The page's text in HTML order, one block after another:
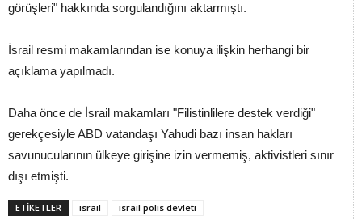
görüşleri" hakkında sorgulandığını aktarmıştı.
İsrail resmi makamlarından ise konuya ilişkin herhangi bir
açıklama yapılmadı.
Daha önce de İsrail makamları "Filistinlilere destek verdiği"
gerekçesiyle ABD vatandaşı Yahudi bazı insan hakları
savunucularının ülkeye girişine izin vermemiş, aktivistleri sınır
dışı etmişti.
ETİKETLER israil israil polis devleti